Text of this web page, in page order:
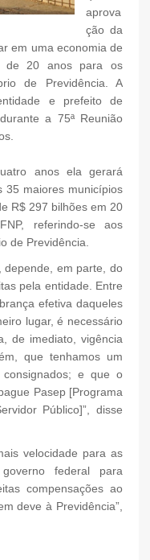
aprova
ção da
em uma economia de
de 20 anos para os
de Previdência. A
e prefeito de
a 75ª Reunião
anos ela gerará
35 maiores municípios
R$ 297 bilhões em 20
referindo-se aos
de Previdência.
depende, em parte, do
pela entidade. Entre
efetiva daqueles
lugar, é necessário
de imediato, vigência
que tenhamos um
consignados; e que o
Pasep [Programa
Público]”, disse
velocidade para as
federal para
compensações ao
deve à Previdência”,